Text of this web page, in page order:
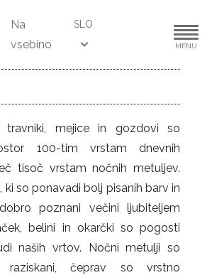
Na
vsebino
SLO
MENU
travniki, mejice in gozdovi so
100-tim vrstam dnevnih
tisoč vrstam nočnih metuljev.
ki so ponavadi bolj pisanih barv in
poznani večini ljubiteljem
belini in okarčki so pogosti
naših vrtov. Nočni metulji so
raziskani, čeprav so vrstno